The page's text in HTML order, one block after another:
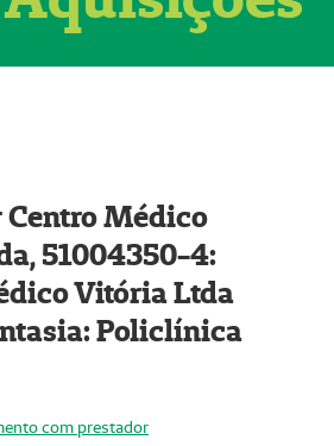
Médico
51004350-4:
Vitória Ltda
Policlínica
com prestador